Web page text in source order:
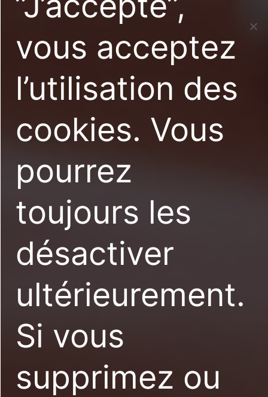
vous acceptez
l’utilisation des
cookies. Vous
pourrez
toujours les
désactiver
ultérieurement.
Si vous
supprimez ou